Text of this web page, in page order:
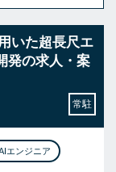
いた超長尺エ
発の求人・案
常駐
エンジニア